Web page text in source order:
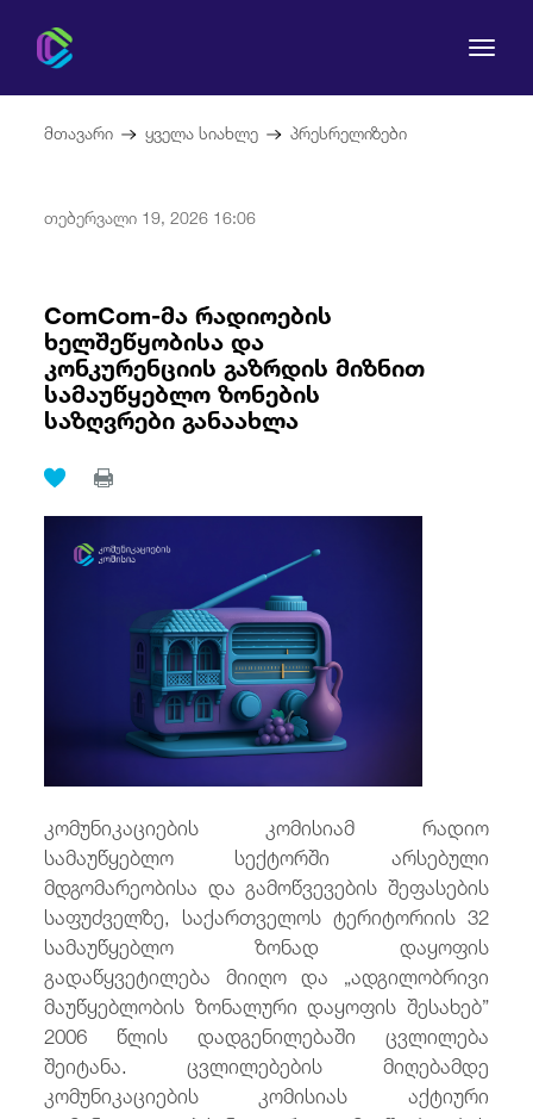
მომხმარებლის უფლებები
რეგულირება
სამართლებრივი აქტები
/ ქარ
მთავარი ყველა სიახლე პრესრელიზები
თებერვალი 19, 2026 16:06
ComCom-მა რადიოების
ხელშეწყობისა და
კონკურენციის გაზრდის მიზნით
სამაუწყებლო ზონების
საზღვრები განაახლა
კომუნიკაციების კომისიამ რადიო
სამაუწყებლო სექტორში არსებული
მდგომარეობისა და გამოწვევების შეფასების
საფუძველზე, საქართველოს ტერიტორიის 32
სამაუწყებლო ზონად დაყოფის
გადაწყვეტილება მიიღო და „ადგილობრივი
მაუწყებლობის ზონალური დაყოფის შესახებ”
2006 წლის დადგენილებაში ცვლილება
შეიტანა. ცვლილებების მიღებამდე
კომუნიკაციების კომისიას აქტიური